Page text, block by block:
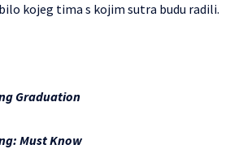
kojeg tima s kojim sutra budu radili.
Graduation
Must Know